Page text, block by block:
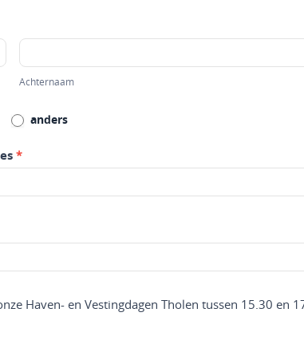
Achternaam
Achternaam
anders
*
Haven- en Vestingdagen Tholen tussen 15.30 en